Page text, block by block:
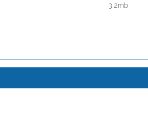
3.2mb